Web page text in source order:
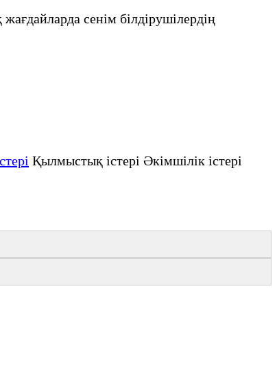
сенім білдірушілердің
Қылмыстық істері Әкімшілік істері